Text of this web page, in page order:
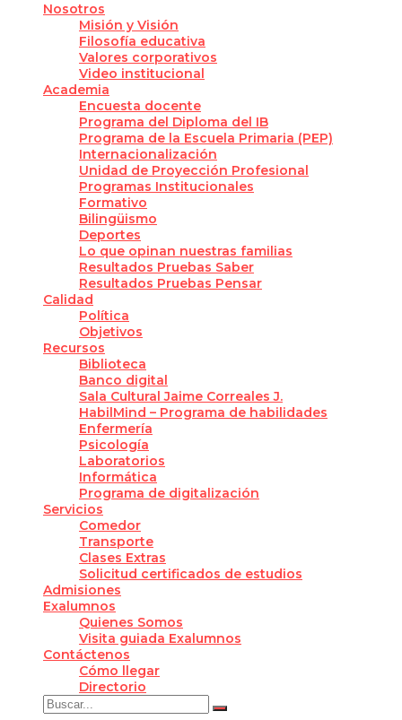
Nosotros
Misión y Visión
Filosofía educativa
Valores corporativos
Video institucional
Academia
Encuesta docente
Programa del Diploma del IB
Programa de la Escuela Primaria (PEP)
Internacionalización
Unidad de Proyección Profesional
Programas Institucionales
Formativo
Bilingüismo
Deportes
Lo que opinan nuestras familias
Resultados Pruebas Saber
Resultados Pruebas Pensar
Calidad
Política
Objetivos
Recursos
Biblioteca
Banco digital
Sala Cultural Jaime Correales J.
HabilMind – Programa de habilidades
Enfermería
Psicología
Laboratorios
Informática
Programa de digitalización
Servicios
Comedor
Transporte
Clases Extras
Solicitud certificados de estudios
Admisiones
Exalumnos
Quienes Somos
Visita guiada Exalumnos
Contáctenos
Cómo llegar
Directorio